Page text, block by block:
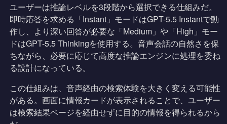
ユーザーは推論レベルを3段階から選択できる仕組みだ。
即時応答を求める「Instant」モードはGPT-5.5 Instantで動
作し、より深い回答が必要な「Medium」や「High」モー
ドはGPT-5.5 Thinkingを使用する。音声会話の自然さを保
ちながら、必要に応じて高度な推論エンジンに処理を委ね
る設計になっている。
この仕組みは、音声経由の検索体験を大きく変える可能性
がある。画面に情報カードが表示されることで、ユーザー
は検索結果ページを経由せずに目的の情報を得られるから